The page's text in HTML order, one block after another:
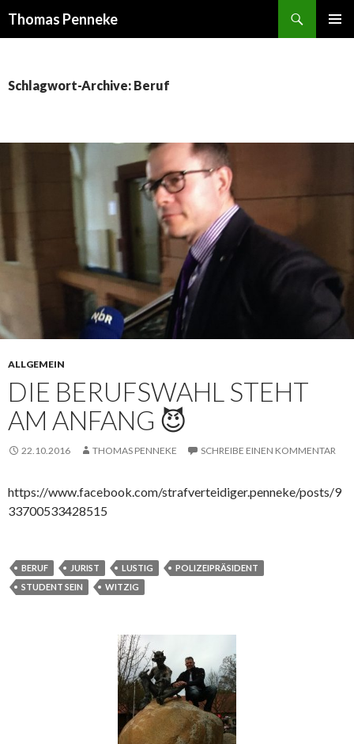
Thomas Penneke
Schlagwort-Archive: Beruf
ALLGEMEIN
DIE BERUFSWAHL STEHT
AM ANFANG 😈
22.10.2016 THOMAS PENNEKE SCHREIBE EINEN KOMMENTAR
https://www.facebook.com/strafverteidiger.penneke/posts/9
33700533428515
BERUF JURIST LUSTIG
POLIZEIPRÄSIDENT
STUDENT SEIN
WITZIG